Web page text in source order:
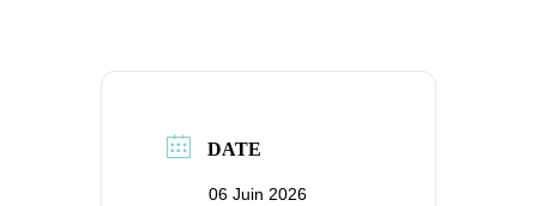
DATE
06 Juin 2026